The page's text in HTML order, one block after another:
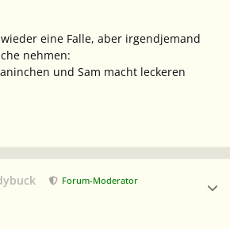
eine Falle, aber irgendjemand
nehmen:
und Sam macht leckeren
Forum-Moderator